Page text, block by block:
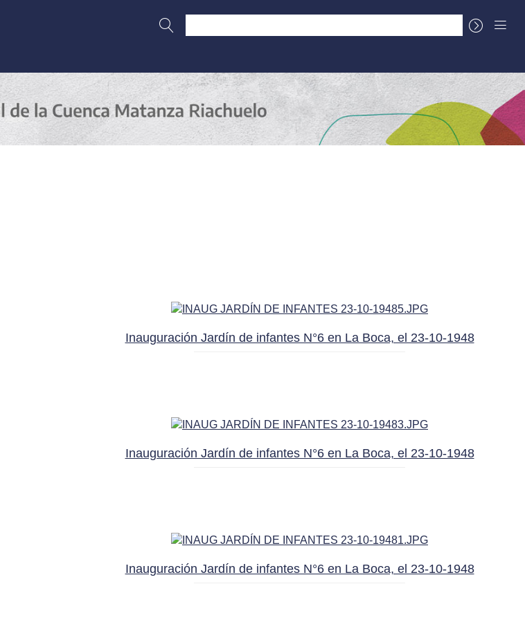
Sobre el Centro Documental
La Cuenca
Inauguración Jardín de infantes N°6 en La Boca, el 23-10-1948
Inauguración Jardín de infantes N°6 en La Boca, el 23-10-1948
Inauguración Jardín de infantes N°6 en La Boca, el 23-10-1948